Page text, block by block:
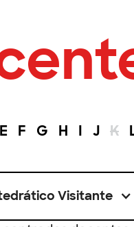
E F G H I J K
Visitante